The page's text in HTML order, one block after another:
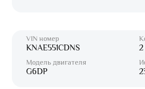
VIN номер
KNAE551CDNS
Модель двигателя
G6DP
2